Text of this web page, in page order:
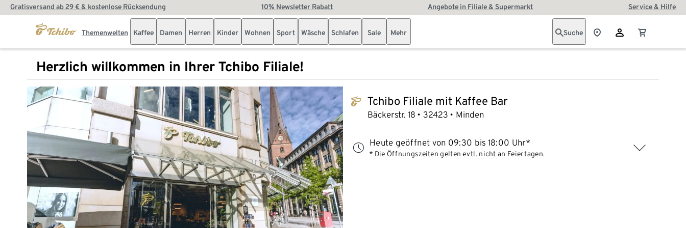
Gratisversand ab 29 € & kostenlose Rücksendung 10% Newsletter Rabatt Angebote in Filiale & Supermarkt Service & Hilfe
Themenwelten Kaffee Damen Herren Kinder Wohnen Sport Wäsche Schlafen Sale Mehr Suche
Herzlich willkommen in Ihrer Tchibo Filiale!
tchibo_logo Tchibo Filiale mit Kaffee Bar
Bäckerstr. 18 32423 Minden
Heute geöffnet von 09:30 bis 18:00 Uhr*
* Die Öffnungszeiten gelten evtl. nicht an Feiertagen.